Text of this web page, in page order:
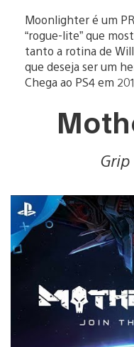
Moonlighter é um
“rogue-lite” que
tanto a rotina de
que deseja ser um
Chega ao PS4 em